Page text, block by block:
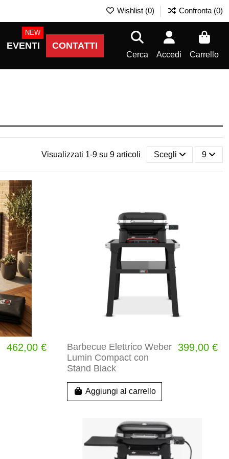
Wishlist (0) Confronta (0)
EVENTI
NEW
CONTATTI
Cerca Accedi Carrello
Visualizzati 1-9 su 9 articoli Scegli 9
462,00 €
Barbecue Elettrico Weber
Lumin Compact con
Stand Black
399,00 €
Aggiungi al carrello